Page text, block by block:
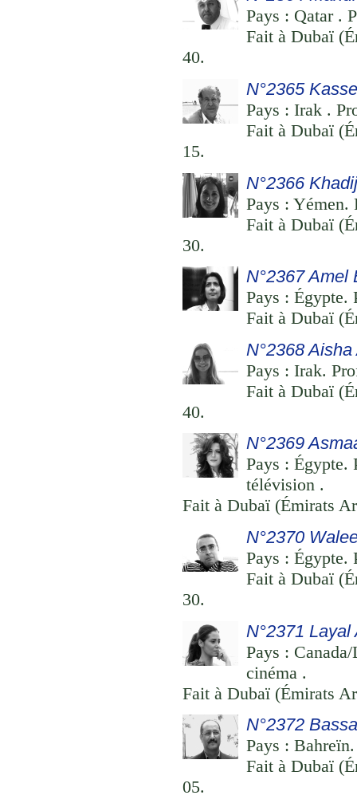
Pays : Qatar .
Fait à Dubaï
40.
N°2365
Pays : Irak .
Fait à Dubaï
15.
N°2366
Pays : Yémen.
Fait à Dubaï
30.
N°2367 Amel
Pays : Égypte.
Fait à Dubaï
N°2368
Pays : Irak.
Fait à Dubaï
40.
N°2369
Pays : Égypte.
télévision .
Fait à Dubaï (Émirats
N°2370
Pays : Égypte.
Fait à Dubaï
30.
N°2371 Layal
Pays :
cinéma .
Fait à Dubaï (Émirats
N°2372
Pays :
Fait à Dubaï
05.